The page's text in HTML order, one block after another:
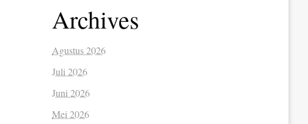
Archives
Agustus 2026
Juli 2026
Juni 2026
Mei 2026